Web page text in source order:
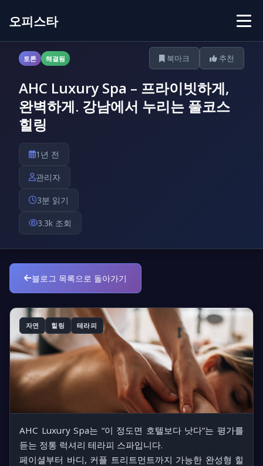
오피스타
토론 해결됨 북마크 추천
AHC Luxury Spa – 프라이빗하게,
완벽하게. 강남에서 누리는 풀코스
힐링
1년 전
관리자
3분 읽기
3.3k 조회
블로그 목록으로 돌아가기
자연 힐링 테라피
AHC Luxury Spa는 “이 정도면 호텔보다 낫다”는 평가를
듣는 정통 럭셔리 테라피 스파입니다.
페이셜부터 바디, 커플 트리트먼트까지 가능한 완성형 힐